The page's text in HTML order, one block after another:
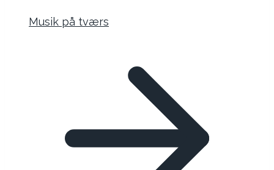
Musik på tværs